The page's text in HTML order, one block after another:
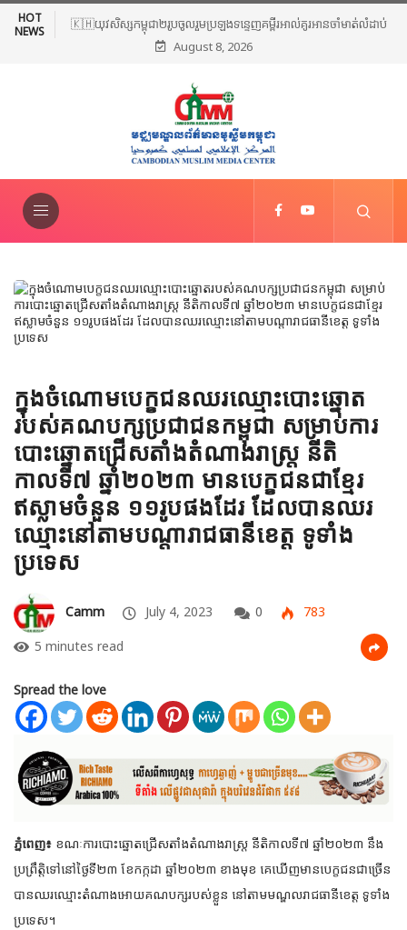
HOT
NEWS
🇰🇭យុវសិស្សកម្ពុជា២រូបចូលរួមប្រឡងទន្ទេញគម្ពីរអាល់គូរអានចាំមាត់លំដាប់
ពិភពលោក លើកទី៤៦ នៅទីក្រុងម៉ាក់កះ ប្រទេសអារ៉ាប៊ីសាអូឌីត
August 8, 2026
ក្នុងចំណោមបេក្ខជនឈរឈ្មោះបោះឆ្នោត
របស់គណបក្សប្រជាជនកម្ពុជា សម្រាប់ការ
បោះឆ្នោតជ្រើសតាំងតំណាងរាស្ត្រ នីតិ
កាលទី៧ ឆ្នាំ២០២៣ មានបេក្ខជនជាខ្មែរ
ឥស្លាមចំនួន ១១រូបផងដែរ ដែលបានឈរ
ឈ្មោះនៅតាមបណ្តារាជធានីខេត្ត ទូទាំង
ប្រទេស
Camm July 4, 2023 0
783
5 minutes read
Spread the love
ភ្នំពេញ៖ ខណៈការបោះឆ្នោតជ្រើសតាំងតំណាងរាស្ត្រ នីតិកាលទី៧ ឆ្នាំ២០២៣ នឹង
ប្រព្រឹត្តិទៅនៅថ្ងៃទី២៣ ខែកក្កដា ឆ្នាំ២០២៣ ខាងមុខ គេឃើញមានបេក្ខជនជាច្រើន
បានឈរឈ្មោះតំណាងអោយគណបក្សរបស់ខ្លួន នៅតាមមណ្ឌលរាជធានីខេត្ត ទូទាំង
ប្រទេស។